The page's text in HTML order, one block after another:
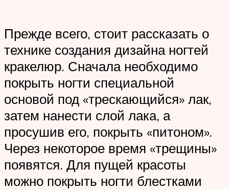
Прежде всего, стоит рассказать о
технике создания дизайна ногтей
кракелюр. Сначала необходимо
покрыть ногти специальной
основой под «трескающийся» лак,
затем нанести слой лака, а
просушив его, покрыть «питоном».
Через некоторое время «трещины»
появятся. Для пущей красоты
можно покрыть ногти блестками